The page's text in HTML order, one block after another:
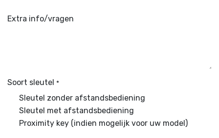
Extra info/vragen
Soort sleutel *
Sleutel zonder afstandsbediening
Sleutel met afstandsbediening
Proximity key (indien mogelijk voor uw model)